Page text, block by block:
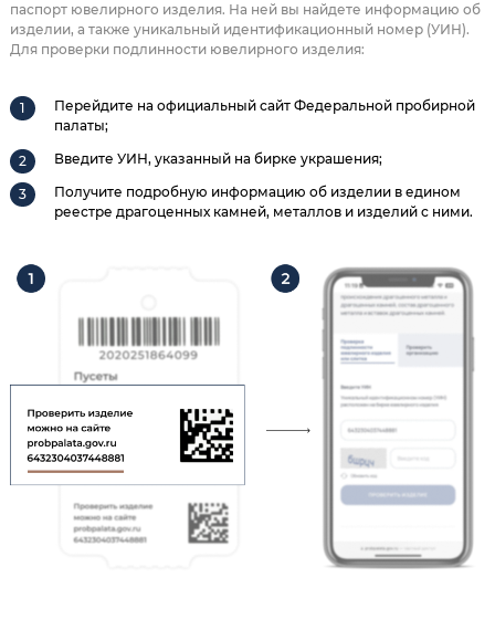
паспорт ювелирного изделия. На ней вы найдете информацию об
изделии, а также уникальный идентификационный номер (УИН).
Для проверки подлинности ювелирного изделия:
Перейдите на официальный сайт Федеральной пробирной
палаты;
Введите УИН, указанный на бирке украшения;
Получите подробную информацию об изделии в едином
реестре драгоценных камней, металлов и изделий с ними.